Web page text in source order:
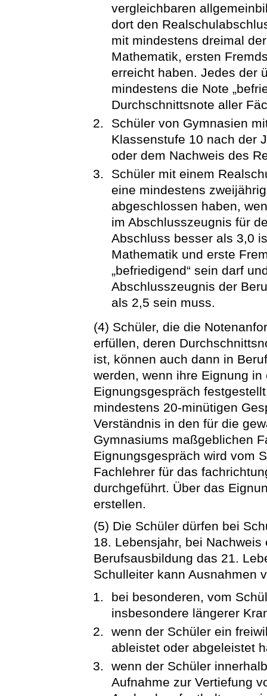
vergleichbaren
dort den
mit mindestens dreimal
Mathematik, ersten
erreicht haben. Jedes der
mindestens die Note
Durchschnittsnote aller
Schüler von Gymnasien
Klassenstufe 10 nach der
oder dem Nachweis des
Schüler mit einem
eine mindestens
abgeschlossen haben,
im Abschlusszeugnis für
Abschluss besser als 3,0
Mathematik und erste
„befriedigend“ sein darf
Abschlusszeugnis der
als 2,5 sein muss.
(4) Schüler, die die
erfüllen, deren
ist, können auch dann in
werden, wenn ihre Eignung
Eignungsgespräch
mindestens 20-minütigen
Verständnis in den für die
Gymnasiums maßgeblichen
Eignungsgespräch wird vom
Fachlehrer für das
durchgeführt. Über das
erstellen.
(5) Die Schüler dürfen bei
18. Lebensjahr, bei
Berufsausbildung das 21.
Schulleiter kann Ausnahmen
bei besonderen, vom
insbesondere längerer
wenn der Schüler ein
ableistet oder abgeleistet
wenn der Schüler
Aufnahme zur Vertiefung